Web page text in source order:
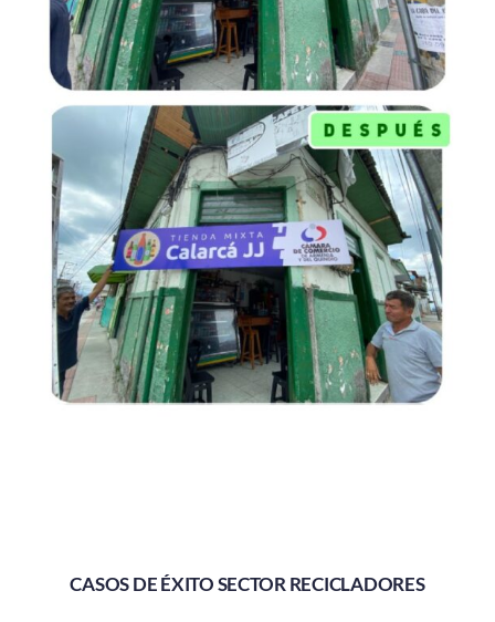
CASOS DE ÉXITO SECTOR RECICLADORES